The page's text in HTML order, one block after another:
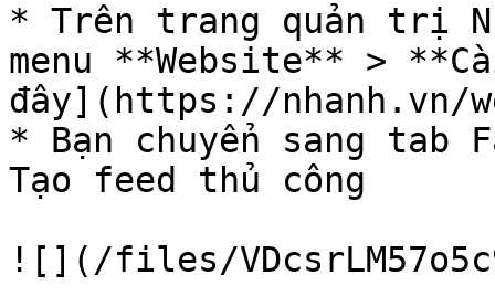
* Trên trang quản trị
menu **Website** >
đây](https://nhanh.vn/
* Bạn chuyển sang tab
Tạo feed thủ công
![](/files/